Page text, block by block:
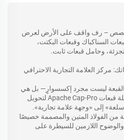
– رف واقف على الأرض لعرض
السناكباك وقبعات البكتت،
وحامل قبعات ثابت.
العلامة التجارية الاحترافي
القبعة ليست مجرد إكسسوارٍ— بل هي
نمط حياة. وقد صُمِّمت سلسلة قبعات Apache Cap-Pro لتحويل
إلى «وجهة علامة تجارية».
من الفولاذ المتين والمصممة خصيصًا
والوضوح اللازمين للسيطرة على